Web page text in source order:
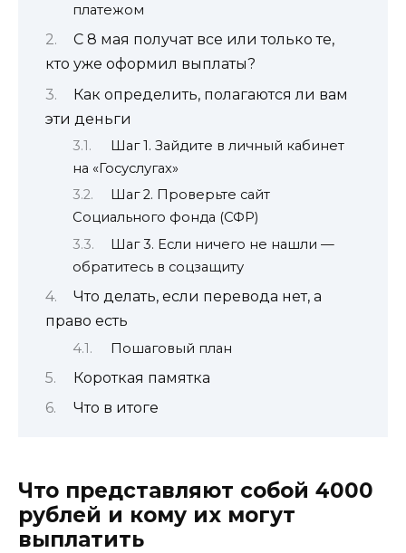
платежом
С 8 мая получат все или только те,
кто уже оформил выплаты?
Как определить, полагаются ли вам
эти деньги
Шаг 1. Зайдите в личный кабинет
на «Госуслугах»
Шаг 2. Проверьте сайт
Социального фонда (СФР)
Шаг 3. Если ничего не нашли —
обратитесь в соцзащиту
Что делать, если перевода нет, а
право есть
Пошаговый план
Короткая памятка
Что в итоге
Что представляют собой 4000
рублей и кому их могут
выплатить